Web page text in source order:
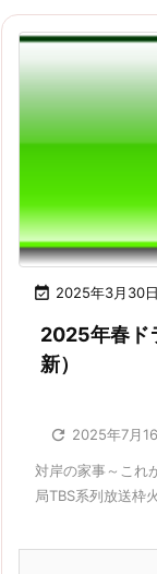
 2025年3月30日
2025年春ド
新）
 2025年7月
対岸の家事～これ
局TBS系列放送枠